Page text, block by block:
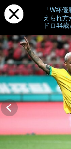
「W杯
えられ方
ドロ44